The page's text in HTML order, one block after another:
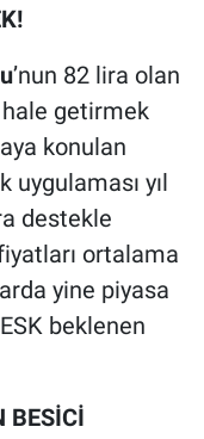
’nun 82 lira olan
hale getirmek
konulan
uygulaması yıl
destekle
ortalama
yine piyasa
beklenen
BESİCİ